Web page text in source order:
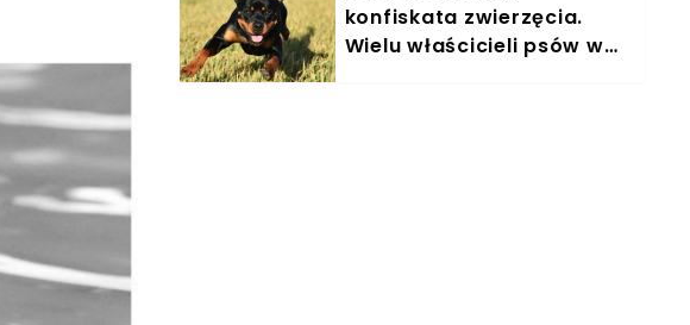
konfiskata zwierzęcia.
Wielu właścicieli psów w